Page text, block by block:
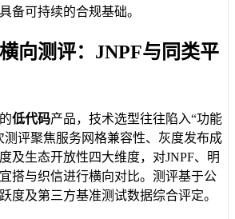
备可持续的合规基础。
向测评：JNPF与同类平
低代码产品，技术选型往往陷入“功能
测评聚焦服务网格兼容性、灰度发布成
及生态开放性四大维度，对JNPF、明
搭与织信进行横向对比。测评基于公
度及第三方基准测试数据综合评定。